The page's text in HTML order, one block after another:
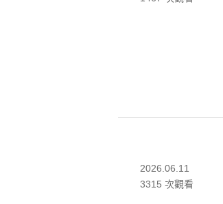
2026.06.11
3315 次觀看